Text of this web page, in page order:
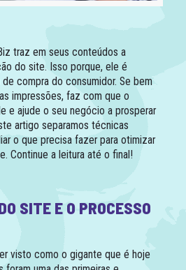
traz em seus conteúdos a
do site. Isso porque, ele é
compra do consumidor. Se bem
impressões, faz com que o
e ajude o seu negócio a prosperar
artigo separamos técnicas
o que precisa fazer para otimizar
Continue a leitura até o final!
SITE E O PROCESSO
visto como o gigante que é hoje